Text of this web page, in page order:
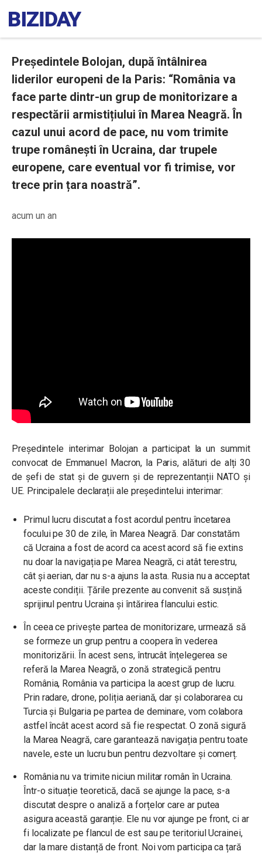
Președintele Bolojan, după întâlnirea
liderilor europeni de la Paris: “România va
face parte dintr-un grup de monitorizare a
respectării armistițiului în Marea Neagră. În
cazul unui acord de pace, nu vom trimite
trupe românești în Ucraina, dar trupele
europene, care eventual vor fi trimise, vor
trece prin țara noastră”.
acum un an
Președintele interimar Bolojan a participat la un summit
convocat de Emmanuel Macron, la Paris, alături de alți 30
de șefi de stat și de guvern și de reprezentanții NATO și
UE. Principalele declarații ale președintelui interimar:
Primul lucru discutat a fost acordul pentru încetarea
focului pe 30 de zile, în Marea Neagră. Dar constatăm
că Ucraina a fost de acord ca acest acord să fie extins
nu doar la navigația pe Marea Neagră, ci atât terestru,
cât și aerian, dar nu s-a ajuns la asta. Rusia nu a acceptat
aceste condiții. Țările prezente au convenit să susțină
sprijinul pentru Ucraina și întărirea flancului estic.
În ceea ce privește partea de monitorizare, urmează să
se formeze un grup pentru a coopera în vederea
monitorizării. În acest sens, întrucât înțelegerea se
referă la Marea Neagră, o zonă strategică pentru
România, România va participa la acest grup de lucru.
Prin radare, drone, poliția aeriană, dar și colaborarea cu
Turcia și Bulgaria pe partea de deminare, vom colabora
astfel încât acest acord să fie respectat. O zonă sigură
la Marea Neagră, care garantează navigația pentru toate
navele, este un lucru bun pentru dezvoltare și comerț.
România nu va trimite niciun militar român în Ucraina.
Într-o situație teoretică, dacă se ajunge la pace, s-a
discutat despre o analiză a forțelor care ar putea
asigura această garanție. Ele nu vor ajunge pe front, ci ar
fi localizate pe flancul de est sau pe teritoriul Ucrainei,
dar la mare distanță de front. Noi vom participa ca țară